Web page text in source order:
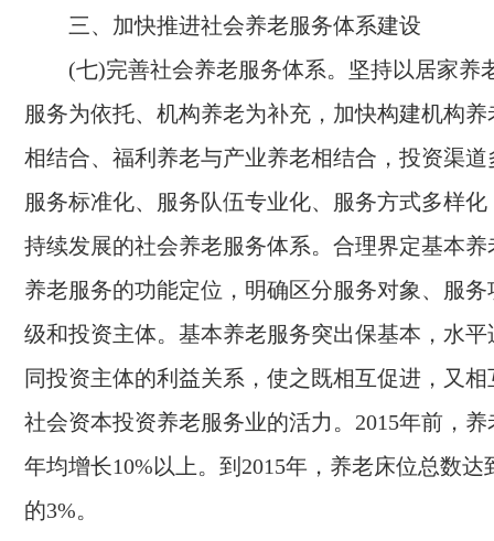
三、加快推进社会养老服务体系建设
(七)完善社会养老服务体系。 坚持以居家养
服务为依托、机构养老为补充，加快构建机构
相结合、福利养老与产业养老相结合，投资渠
服务标准化、服务队伍专业化、服务方式多样
持续发展的社会养老服务体系。合理界定基本
养老服务的功能定位，明确区分服务对象、服
级和投资主体。基本养老服务突出保基本，水
同投资主体的利益关系，使之既相互促进，又
社会资本投资养老服务业的活力。 2015年前，养
年均增长10%以上。到 2015年，养老床位总数达
的3%。